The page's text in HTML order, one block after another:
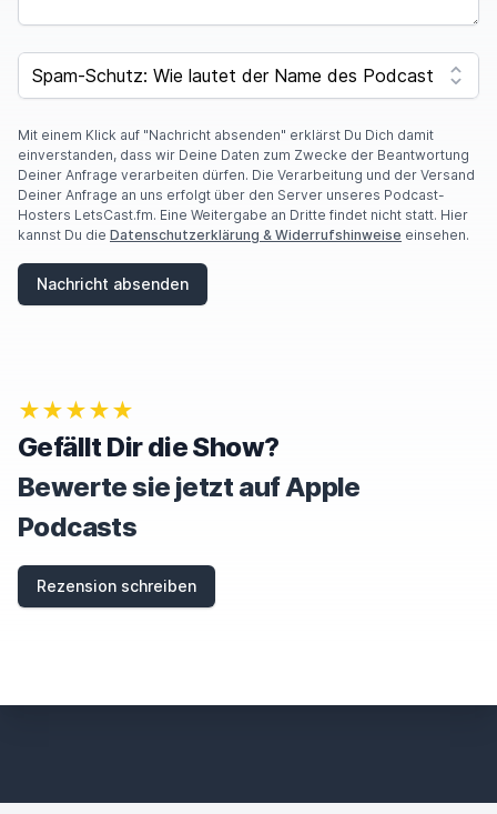
SPAM CAPTCHA
Mit einem Klick auf "Nachricht absenden" erklärst Du Dich damit
einverstanden, dass wir Deine Daten zum Zwecke der Beantwortung
Deiner Anfrage verarbeiten dürfen. Die Verarbeitung und der Versand
Deiner Anfrage an uns erfolgt über den Server unseres Podcast-
Hosters LetsCast.fm. Eine Weitergabe an Dritte findet nicht statt. Hier
kannst Du die Datenschutzerklärung & Widerrufshinweise einsehen.
Nachricht absenden
★★★★★
Gefällt Dir die Show?
Bewerte sie jetzt auf Apple
Podcasts
Rezension schreiben